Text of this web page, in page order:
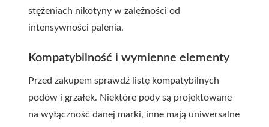
stężeniach nikotyny w zależności od
intensywności palenia.
Kompatybilność i wymienne elementy
Przed zakupem sprawdź listę kompatybilnych
podów i grzałek. Niektóre pody są projektowane
na wyłączność danej marki, inne mają uniwersalne